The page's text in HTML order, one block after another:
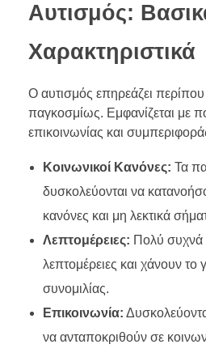
Αυτισμός:
Χαρακτηριστικά
Ο αυτισμός επηρεάζει
παγκοσμίως. Εμφανίζεται με
επικοινωνίας και
Κοινωνικοί Κανόνες: Τα
δυσκολεύονται να
κανόνες και μη λεκτικά
Λεπτομέρειες: Πολύ συχνά
λεπτομέρειες και χάνουν το
συνομιλίας.
Επικοινωνία:
να ανταποκριθούν σε